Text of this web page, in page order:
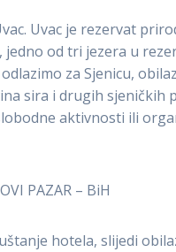
Uvac je rezervat
od tri jezera u
za Sjenicu,
sira i drugih sjeničkih
aktivnosti ili
PAZAR – BiH
hotela, slijedi